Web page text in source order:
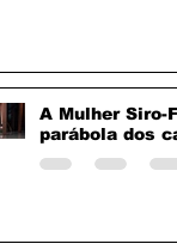
A Mulher Siro-
parábola dos